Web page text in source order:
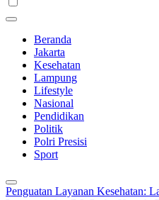
Beranda
Jakarta
Kesehatan
Lampung
Lifestyle
Nasional
Pendidikan
Politik
Polri Presisi
Sport
Penguatan Layanan Kesehatan: